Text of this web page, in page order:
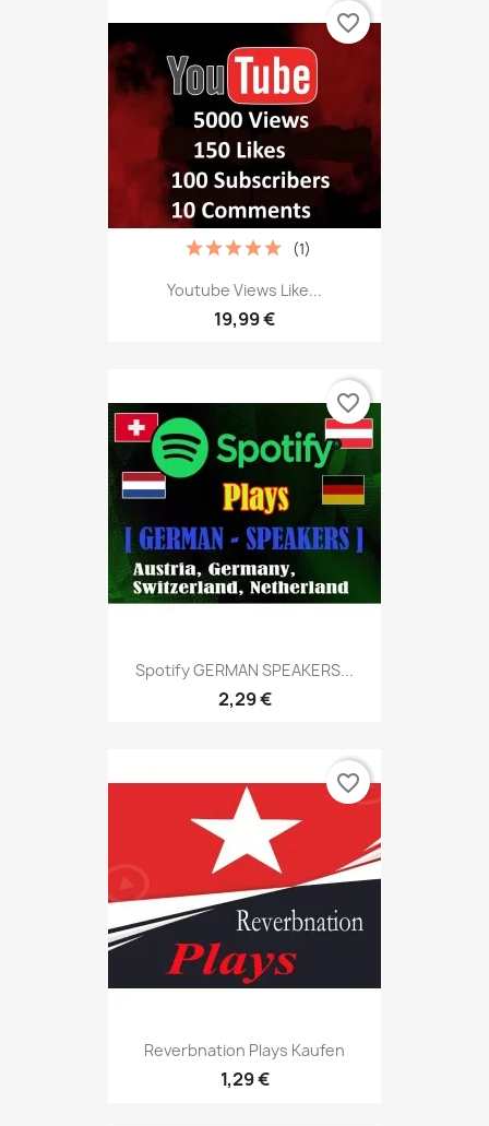
Youtube Views Like...
19,99 €
(1)
favorite_border
Spotify GERMAN SPEAKERS...
2,29 €
favorite_border
Reverbnation Plays Kaufen
1,29 €
favorite_border